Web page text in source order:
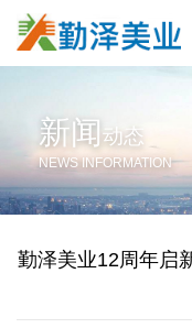
新闻动态
NEWS INFORMATION
勤泽美业12周年启